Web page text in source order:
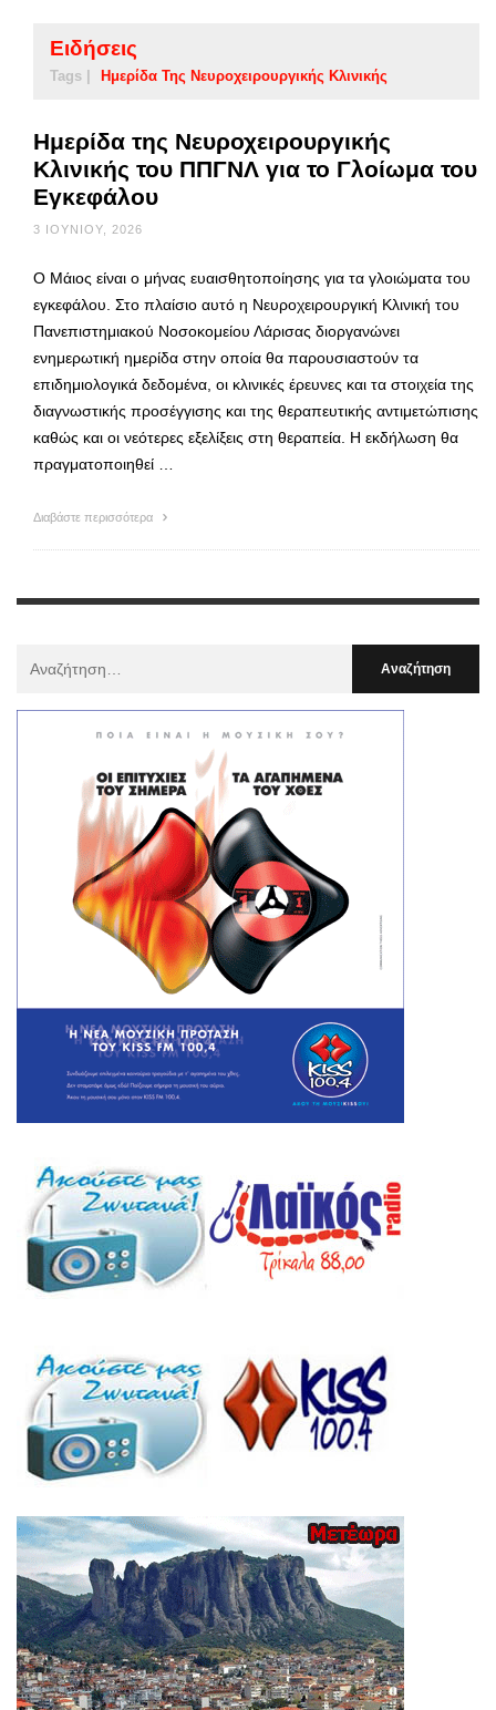
Ειδήσεις
Tags | Ημερίδα Της Νευροχειρουργικής Κλινικής
Ημερίδα της Νευροχειρουργικής
Κλινικής του ΠΠΓΝΛ για το Γλοίωμα του
Εγκεφάλου
3 ΙΟΥΝΊΟΥ, 2026
Ο Μάιος είναι ο μήνας ευαισθητοποίησης για τα γλοιώματα του
εγκεφάλου. Στο πλαίσιο αυτό η Νευροχειρουργική Κλινική του
Πανεπιστημιακού Νοσοκομείου Λάρισας διοργανώνει
ενημερωτική ημερίδα στην οποία θα παρουσιαστούν τα
επιδημιολογικά δεδομένα, οι κλινικές έρευνες και τα στοιχεία της
διαγνωστικής προσέγγισης και της θεραπευτικής αντιμετώπισης
καθώς και οι νεότερες εξελίξεις στη θεραπεία. Η εκδήλωση θα
πραγματοποιηθεί …
Διαβάστε περισσότερα
: